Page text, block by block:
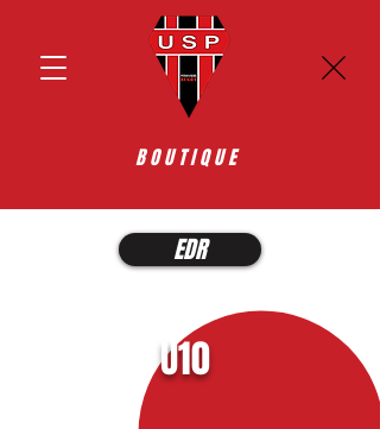
BOUTIQUE
EDR
U10